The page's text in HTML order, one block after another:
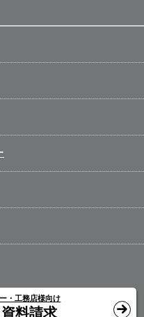
・工務店様向け
料請求